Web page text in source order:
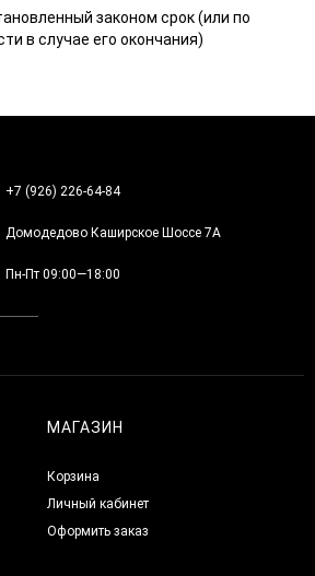
законом срок (или по
в случае его окончания)
+7 (926) 226-64-84
Домодедово Каширское Шоссе 7А
Пн-Пт 09:00—18:00
МАГАЗИН
Корзина
Личный кабинет
Оформить заказ